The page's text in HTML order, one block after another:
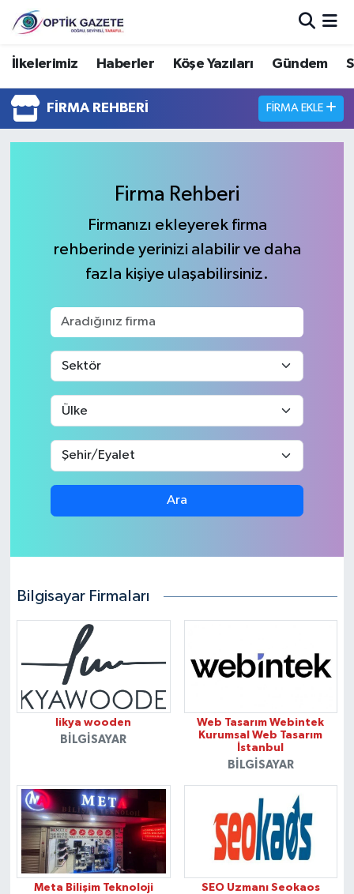
İlkelerimiz Haberler Köşe Yazıları Gündem
FIRMA REHBERI FIRMA EKLE
Firma Rehberi
Firmanızı ekleyerek firma
rehberinde yerinizi alabilir ve daha
fazla kişiye ulaşabilirsiniz.
Ara
Bilgisayar Firmaları
likya wooden
BILGISAYAR
Web Tasarım Webintek
Kurumsal Web Tasarım
İstanbul
BILGISAYAR
Meta Bilişim Teknoloji SEO Uzmanı Seokaos
Nöbetçi Eczaneler
Hava Durumu
İstanbul Namaz Vakitleri
Süper Lig Puan Durumu ve Fikstür
Haber Arşivi